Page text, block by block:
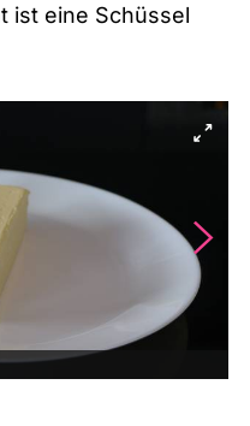
ist eine Schüssel